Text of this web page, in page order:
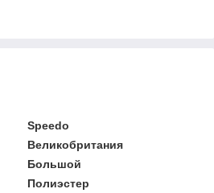
Speedo
Великобритания
Большой
Полиэстер